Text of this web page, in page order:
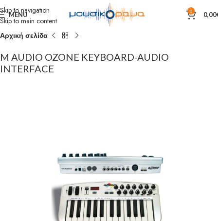
Skip to navigation
Skip to main content
MENU 0 0,00
Αρχική σελίδα
M AUDIO OZONE KEYBOARD-AUDIO
INTERFACE